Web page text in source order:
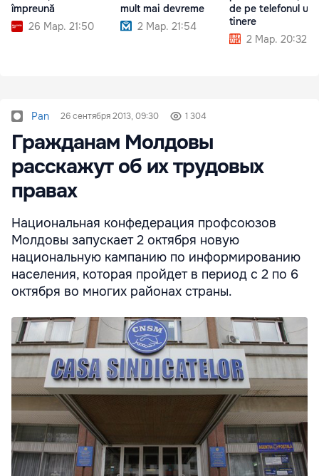
împreună
26 Мар. 21:50
mult mai devreme
2 Мар. 21:54
de pe telefonul
tinere
2 Мар. 20:32
Pan 26 сентября 2013, 09:30 1 304
Гражданам Молдовы
расскажут об их трудовых
правах
Национальная конфедерация профсоюзов
Молдовы запускает 2 октября новую
национальную кампанию по информированию
населения, которая пройдет в период с 2 по 6
октября во многих районах страны.